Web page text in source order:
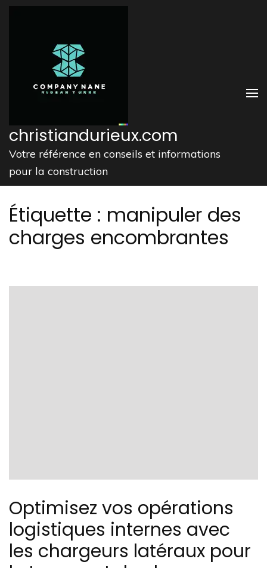
Aller
christiandurieux.com
Votre référence en conseils et informations
pour la construction
Étiquette : manipuler des
charges encombrantes
Optimisez vos opérations
logistiques internes avec
les chargeurs latéraux pour